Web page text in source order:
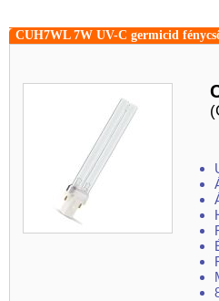
CUH7WL 7W UV-C germicid